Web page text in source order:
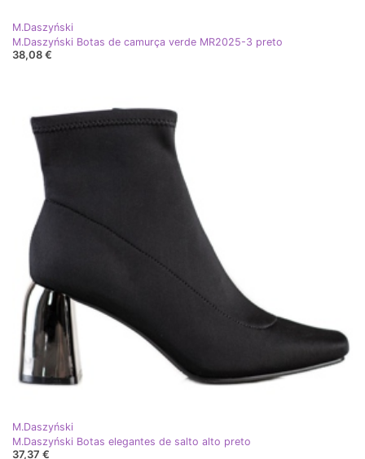
M.Daszyński
M.Daszyński Botas de camurça verde MR2025-3 preto
38,08 €
M.Daszyński
M.Daszyński Botas elegantes de salto alto preto
37,37 €